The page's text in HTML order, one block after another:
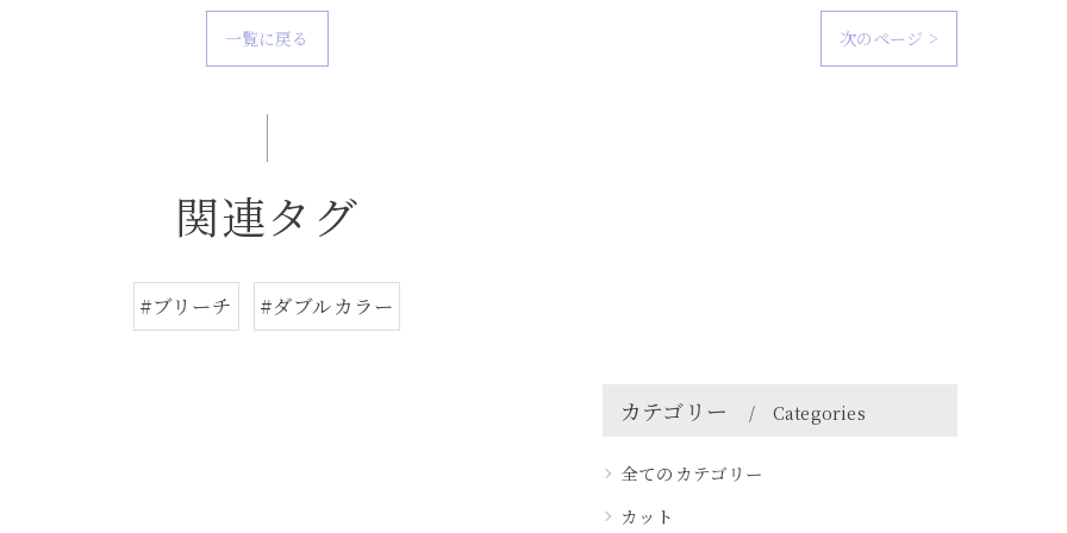
一覧に戻る 次のページ >
関連タグ
#ブリーチ #ダブルカラー
カテゴリー Categories
全てのカテゴリー
カット